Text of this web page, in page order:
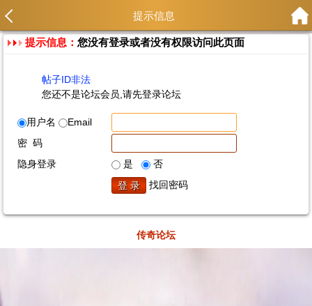
提示信息
提示信息：您没有登录或者没有权限访问此页面
帖子ID非法
您还不是论坛会员,请先登录论坛
用户名
Email
密 码
隐身登录
是
否
找回密码
传奇论坛